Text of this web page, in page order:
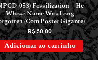
053) Fossilization – He
Whose Name Was Long
(Com Poster Gigante)
R$ 50,00
Adicionar ao carrinho